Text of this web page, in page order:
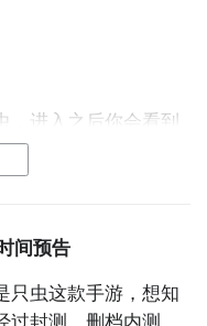
，进入之后你会看到
】
能够很好的解决下
间预告
只虫这款手游，想知
封测、删档内测、